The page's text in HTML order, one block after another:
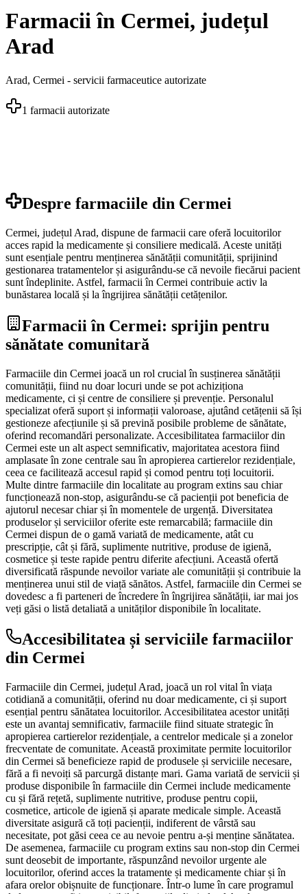
Farmacii în Cermei, județul
Arad
Arad, Cermei - servicii farmaceutice autorizate
1 farmacii autorizate
Despre farmaciile din Cermei
Cermei, județul Arad, dispune de farmacii care oferă locuitorilor
acces rapid la medicamente și consiliere medicală. Aceste unități
sunt esențiale pentru menținerea sănătății comunității, sprijinind
gestionarea tratamentelor și asigurându-se că nevoile fiecărui pacient
sunt îndeplinite. Astfel, farmacii în Cermei contribuie activ la
bunăstarea locală și la îngrijirea sănătății cetățenilor.
Farmacii în Cermei: sprijin pentru
sănătate comunitară
Farmaciile din Cermei joacă un rol crucial în susținerea sănătății
comunității, fiind nu doar locuri unde se pot achiziționa
medicamente, ci și centre de consiliere și prevenție. Personalul
specializat oferă suport și informații valoroase, ajutând cetățenii să își
gestioneze afecțiunile și să prevină posibile probleme de sănătate,
oferind recomandări personalizate. Accesibilitatea farmaciilor din
Cermei este un alt aspect semnificativ, majoritatea acestora fiind
amplasate în zone centrale sau în apropierea cartierelor rezidențiale,
ceea ce facilitează accesul rapid și comod pentru toți locuitorii.
Multe dintre farmaciile din localitate au program extins sau chiar
funcționează non-stop, asigurându-se că pacienții pot beneficia de
ajutorul necesar chiar și în momentele de urgență. Diversitatea
produselor și serviciilor oferite este remarcabilă; farmaciile din
Cermei dispun de o gamă variată de medicamente, atât cu
prescripție, cât și fără, suplimente nutritive, produse de igienă,
cosmetice și teste rapide pentru diferite afecțiuni. Această ofertă
diversificată răspunde nevoilor variate ale comunității și contribuie la
menținerea unui stil de viață sănătos. Astfel, farmaciile din Cermei se
dovedesc a fi parteneri de încredere în îngrijirea sănătății, iar mai jos
veți găsi o listă detaliată a unităților disponibile în localitate.
Accesibilitatea și serviciile farmaciilor
din Cermei
Farmaciile din Cermei, județul Arad, joacă un rol vital în viața
cotidiană a comunității, oferind nu doar medicamente, ci și suport
esențial pentru sănătatea locuitorilor. Accesibilitatea acestor unități
este un avantaj semnificativ, farmaciile fiind situate strategic în
apropierea cartierelor rezidențiale, a centrelor medicale și a zonelor
frecventate de comunitate. Această proximitate permite locuitorilor
din Cermei să beneficieze rapid de produsele și serviciile necesare,
fără a fi nevoiți să parcurgă distanțe mari. Gama variată de servicii și
produse disponibile în farmaciile din Cermei include medicamente
cu și fără rețetă, suplimente nutritive, produse pentru copii,
cosmetice, articole de igienă și aparate medicale simple. Această
diversitate asigură că toți pacienții, indiferent de vârstă sau
necesitate, pot găsi ceea ce au nevoie pentru a-și menține sănătatea.
De asemenea, farmaciile cu program extins sau non-stop din Cermei
sunt deosebit de importante, răspunzând nevoilor urgente ale
locuitorilor, oferind acces la tratamente și medicamente chiar și în
afara orelor obișnuite de funcționare. Într-o lume în care programul